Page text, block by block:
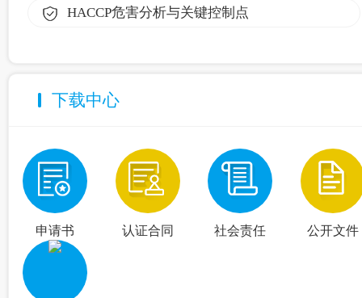
HACCP危害分析与关键控制点
下载中心
申请书 认证合同 社会责任 公开文件